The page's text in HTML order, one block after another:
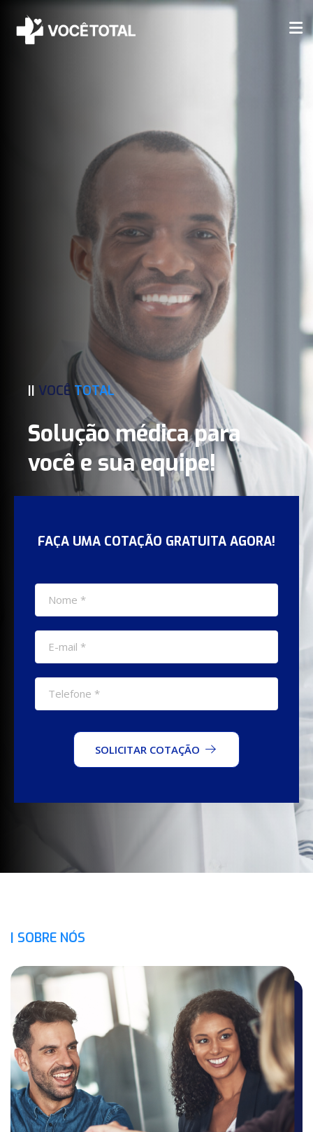
|| VOCÊ TOTAL
Solução médica para
você e sua equipe!
FAÇA UMA COTAÇÃO GRATUITA AGORA!
SOLICITAR COTAÇÃO
| SOBRE NÓS